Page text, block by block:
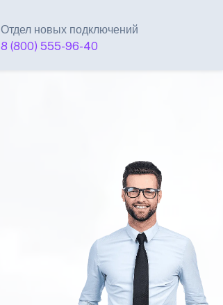
Отдел новых подключений
8 (800) 555-96-40